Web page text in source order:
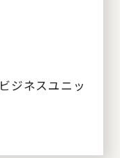
ジネスユニッ